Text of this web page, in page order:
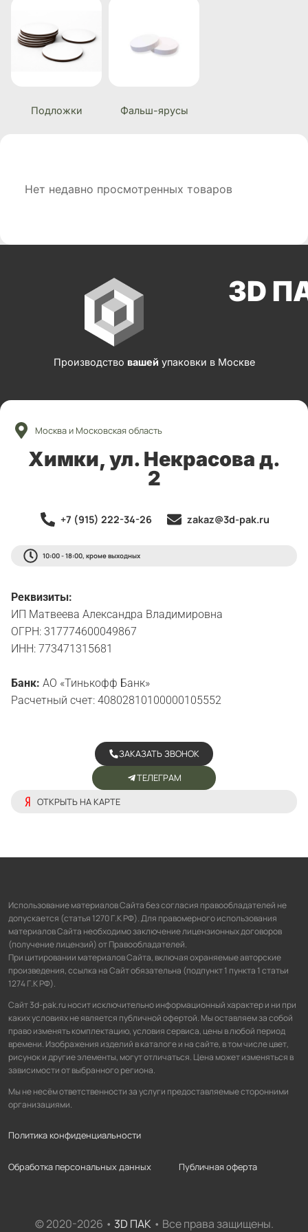
Подложки Фальш-ярусы
Нет недавно просмотренных товаров
3D
Производство вашей упаковки в Москве
Москва и Московская область
Химки, ул. Некрасова д.
2
+7 (915) 222-34-26 zakaz@3d-pak.ru
10:00 - 18:00, кроме выходных
Реквизиты:
ИП Матвеева Александра Владимировна
ОГРН: 317774600049867
ИНН: 773471315681
Банк: АО «Тинькофф Банк»
Расчетный счет: 40802810100000105552
ОТКРЫТЬ НА КАРТЕ
ТЕЛЕГРАМ
ЗАКАЗАТЬ ЗВОНОК
Использование материалов Сайта без согласия правообладателей не
допускается (статья 1270 Г.К РФ). Для правомерного использования
материалов Сайта необходимо заключение лицензионных договоров
(получение лицензий) от Правообладателей.
При цитировании материалов Сайта, включая охраняемые авторские
произведения, ссылка на Сайт обязательна (подпункт 1 пункта 1 статьи
1274 Г.К РФ).
Сайт 3d-pak.ru носит исключительно информационный характер и ни при
каких условиях не является публичной офертой. Мы оставляем за собой
право изменять комплектацию, условия сервиса, цены в любой период
времени. Изображения изделий в каталоге и на сайте, в том числе цвет,
рисунок и другие элементы, могут отличаться. Цена может изменяться в
зависимости от выбранного региона.
Мы не несём ответственности за услуги предоставляемые сторонними
организациями.
Политика конфиденциальности
Обработка персональных данных Публичная оферта
© 2020-2026 • 3D ПАК• Все права защищены.